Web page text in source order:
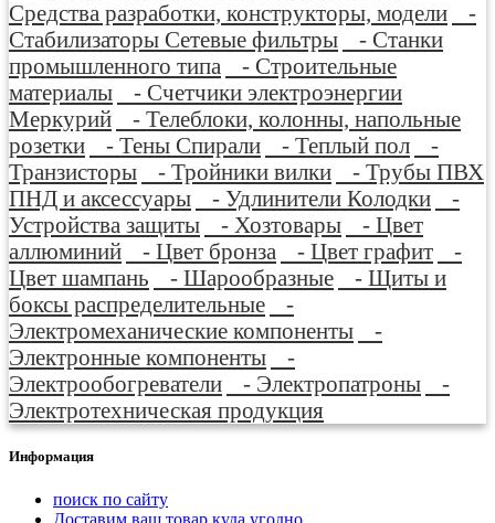
Средства разработки, конструкторы, модели
-
Стабилизаторы Сетевые фильтры
- Станки
промышленного типа
- Строительные
материалы
- Счетчики электроэнергии
Меркурий
- Телеблоки, колонны, напольные
розетки
- Тены Спирали - Теплый пол
-
Транзисторы
- Тройники вилки
- Трубы ПВХ
ПНД и аксессуары
- Удлинители Колодки
-
Устройства защиты
- Хозтовары
- Цвет
аллюминий
- Цвет бронза - Цвет графит
-
Цвет шампань
- Шарообразные
- Щиты и
боксы распределительные
-
Электромеханические компоненты
-
Электронные компоненты
-
Электрообогреватели
- Электропатроны
-
Электротехническая продукция
Информация
поиск по сайту
Доставим ваш товар куда угодно